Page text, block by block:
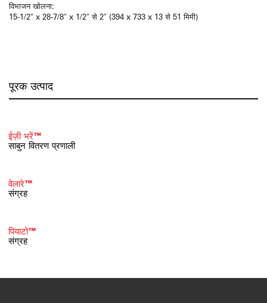
विभाजन खोलना:
15-1/2" x 28-7/8" x 1/2" से 2" (394 x 733 x 13 से 51 मिमी)
पूरक उत्पाद
ईज़ी भरें™
साबुन वितरण प्रणाली
वेलारे™
संग्रह
पियाटो™
संग्रह